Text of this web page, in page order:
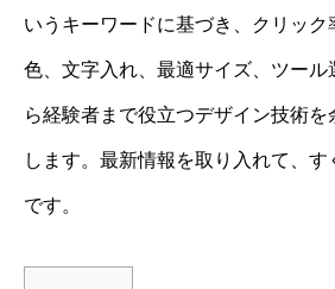
いうキーワードに基づき、クリッ
色、文字入れ、最適サイズ、ツール
ら経験者まで役立つデザイン技術を
します。最新情報を取り入れて、
です。